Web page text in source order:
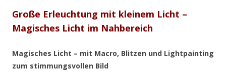
Große Erleuchtung mit kleinem Licht –
Magisches Licht im Nahbereich
Magisches Licht – mit Macro, Blitzen und Lightpainting
zum stimmungsvollen Bild